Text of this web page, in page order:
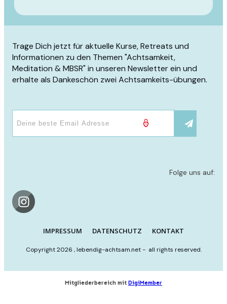
Trage Dich jetzt für aktuelle Kurse, Retreats und
Informationen zu den Themen "Achtsamkeit,
Meditation & MBSR" in unseren Newsletter ein und
erhalte als Dankeschön zwei Achtsamkeits-übungen.
Folge uns auf:
IMPRESSUM DATENSCHUTZ KONTAKT
Copyright2026 ,lebendig-achtsam.net- all rights reserved.
Mitgliederbereich mit DigiMember